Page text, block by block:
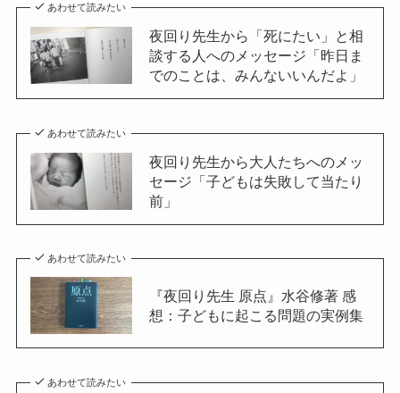
あわせて読みたい
夜回り先生から「死にたい」と相
談する人へのメッセージ「昨日ま
でのことは、みんないいんだよ」
あわせて読みたい
夜回り先生から大人たちへのメッ
セージ「子どもは失敗して当たり
前」
あわせて読みたい
『夜回り先生 原点』水谷修著 感
想：子どもに起こる問題の実例集
あわせて読みたい